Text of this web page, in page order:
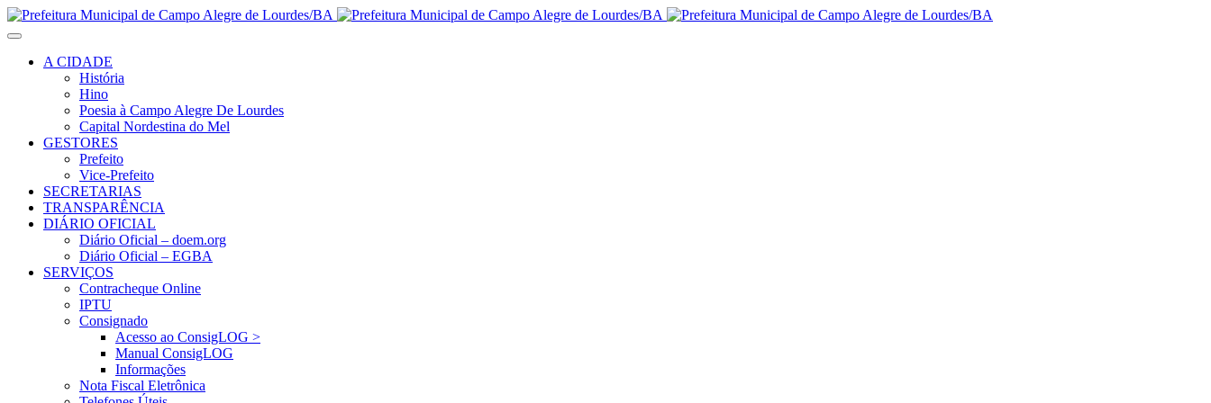
A CIDADE
História
Hino
Poesia à Campo Alegre De Lourdes
Capital Nordestina do Mel
GESTORES
Prefeito
Vice-Prefeito
SECRETARIAS
TRANSPARÊNCIA
DIÁRIO OFICIAL
Diário Oficial – doem.org
Diário Oficial – EGBA
SERVIÇOS
Contracheque Online
IPTU
Consignado
Acesso ao ConsigLOG >
Manual ConsigLOG
Informações
Nota Fiscal Eletrônica